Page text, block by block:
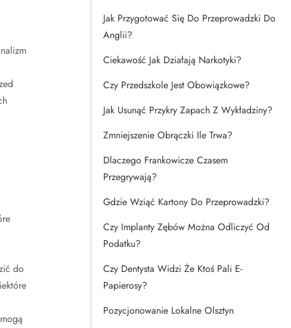
do
Jak Przygotować Się Do Przeprowadzki Do
Anglii?
Ciekawość Jak Działają Narkotyki?
Czy Przedszkole Jest Obowiązkowe?
Jak Usunąć Przykry Zapach Z Wykładziny?
Zmniejszenie Obrączki Ile Trwa?
Dlaczego Frankowicze Czasem
Przegrywają?
Gdzie Wziąć Kartony Do Przeprowadzki?
Czy Implanty Zębów Można Odliczyć Od
Podatku?
Czy Dentysta Widzi Że Ktoś Pali E-
Papierosy?
Pozycjonowanie Lokalne Olsztyn